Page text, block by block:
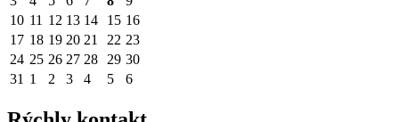
10 11 12 13 14 15 16
17 18 19 20 21 22 23
24 25 26 27 28 29 30
31 1 2 3 4 5 6